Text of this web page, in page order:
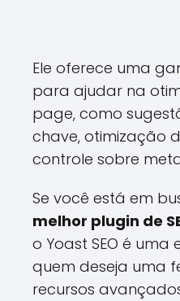
Ele oferece uma
para ajudar na
page, como
chave, otimização
controle sobre
Se você está em
melhor plugin de
o Yoast SEO é
quem deseja uma
recursos